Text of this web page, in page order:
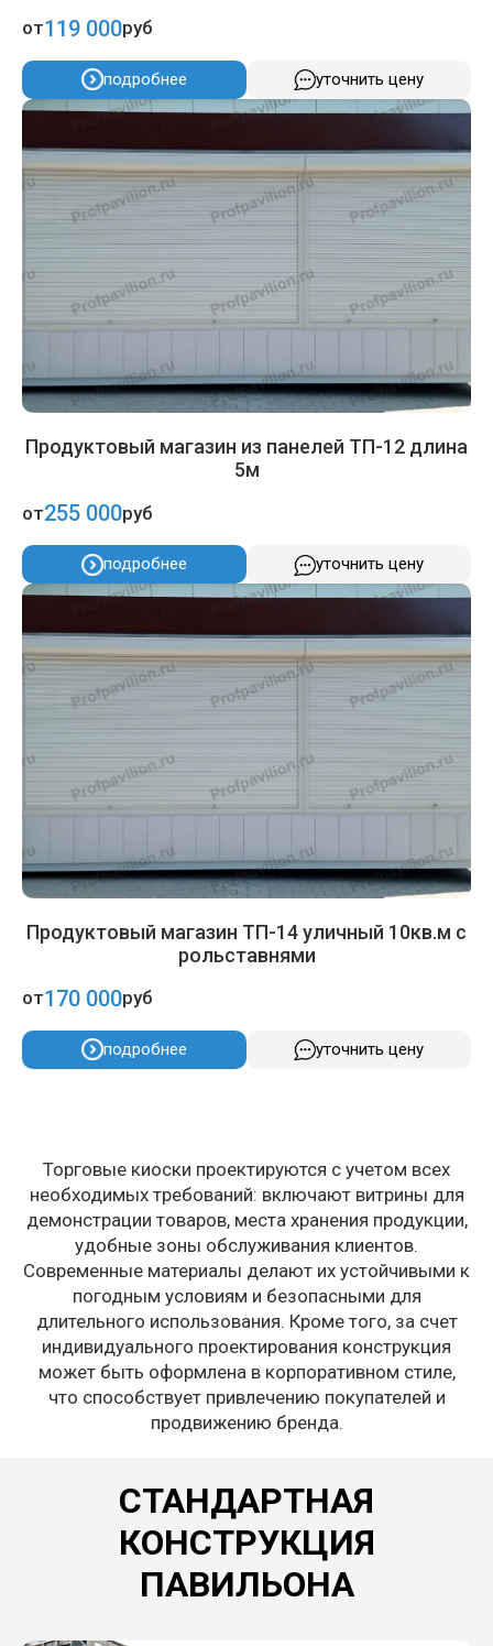
от119 000руб
подробнее уточнить цену
Продуктовый магазин из панелей ТП-12 длина
5м
от255 000руб
подробнее уточнить цену
Продуктовый магазин ТП-14 уличный 10кв.м с
рольставнями
от170 000руб
подробнее уточнить цену
Торговые киоски проектируются с учетом всех
необходимых требований: включают витрины для
демонстрации товаров, места хранения продукции,
удобные зоны обслуживания клиентов.
Современные материалы делают их устойчивыми к
погодным условиям и безопасными для
длительного использования. Кроме того, за счет
индивидуального проектирования конструкция
может быть оформлена в корпоративном стиле,
что способствует привлечению покупателей и
продвижению бренда.
СТАНДАРТНАЯ
КОНСТРУКЦИЯ
ПАВИЛЬОНА